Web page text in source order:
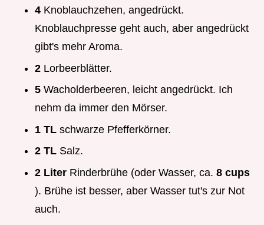
4 Knoblauchzehen, angedrückt.
Knoblauchpresse geht auch, aber angedrückt
gibt's mehr Aroma.
2 Lorbeerblätter.
5 Wacholderbeeren, leicht angedrückt. Ich
nehm da immer den Mörser.
1 TL schwarze Pfefferkörner.
2 TL Salz.
2 Liter Rinderbrühe (oder Wasser, ca. 8 cups
). Brühe ist besser, aber Wasser tut's zur Not
auch.